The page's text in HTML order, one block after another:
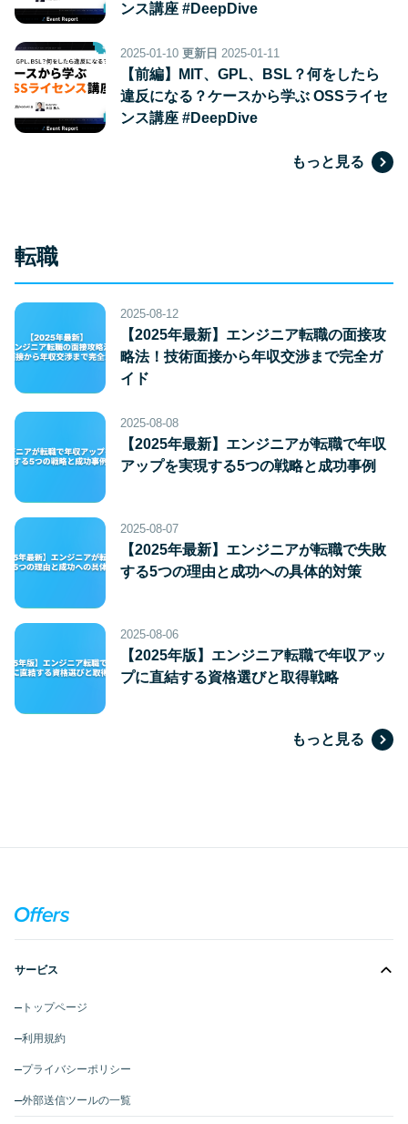
ンス講座 #DeepDive
2025-01-10 更新日 2025-01-11
【前編】MIT、GPL、BSL？何をしたら
違反になる？ケースから学ぶ OSSライセ
ンス講座 #DeepDive
もっと見る
転職
2025-08-12
【2025年最新】エンジニア転職の面接攻
略法！技術面接から年収交渉まで完全ガ
イド
2025-08-08
【2025年最新】エンジニアが転職で年収
アップを実現する5つの戦略と成功事例
2025-08-07
【2025年最新】エンジニアが転職で失敗
する5つの理由と成功への具体的対策
2025-08-06
【2025年版】エンジニア転職で年収アッ
プに直結する資格選びと取得戦略
もっと見る
サービス
トップページ
利用規約
プライバシーポリシー
外部送信ツールの一覧